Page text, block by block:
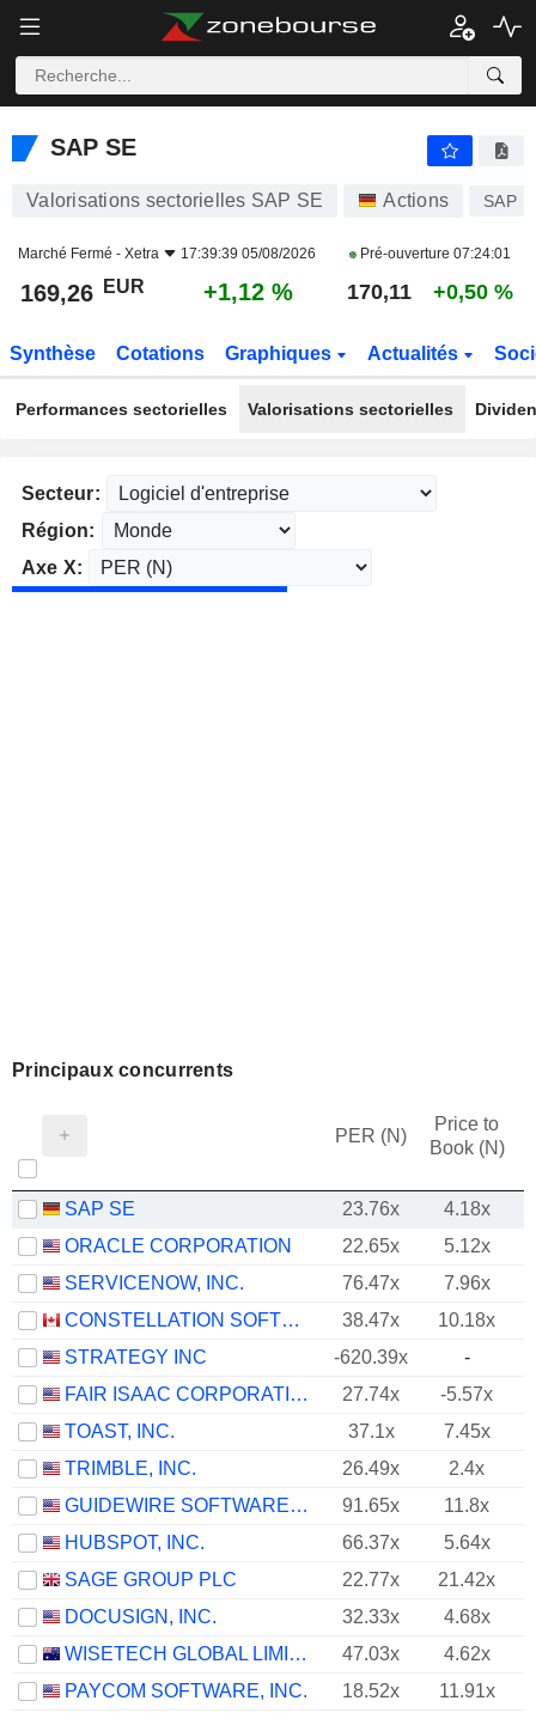
SAP SE
SAP SE
Valorisations sectorielles SAP SE Actions SAP
Marché Fermé - Xetra 17:39:39 05/08/2026 Pré-ouverture 07:24:01
169,26 EUR +1,12 % 170,11 +0,50 %
Synthèse Cotations Graphiques Actualités
Performances sectorielles Valorisations sectorielles
Secteur:
Région:
Axe X:
Principaux concurrents
PER (N)
Price to
Book (N)
SAP SE 23.76x
4.18x
ORACLE CORPORATION
22.65x
5.12x
SERVICENOW, INC.
76.47x
7.96x
CONSTELLATION SOFTWARE INC.
38.47x
10.18x
STRATEGY INC
-620.39x
-
FAIR ISAAC CORPORATION
27.74x
-5.57x
TOAST, INC.
37.1x
7.45x
TRIMBLE, INC.
26.49x
2.4x
GUIDEWIRE SOFTWARE, INC.
91.65x
11.8x
HUBSPOT, INC.
66.37x
5.64x
SAGE GROUP PLC
22.77x
21.42x
DOCUSIGN, INC.
32.33x
4.68x
WISETECH GLOBAL LIMITED
47.03x
4.62x
PAYCOM SOFTWARE, INC.
18.52x
11.91x